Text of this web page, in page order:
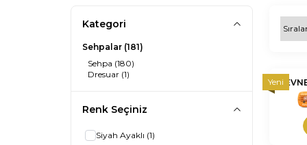
Kategori
Sehpalar (181)
Sehpa (180)
Dresuar (1)
Renk Seçiniz
Siyah Ayaklı (1)
Yeni